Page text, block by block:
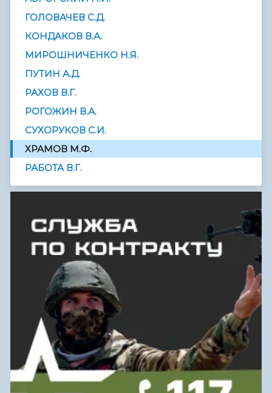
ГОЛОВАЧЕВ С.Д.
КОНДАКОВ В.А.
МИРОШНИЧЕНКО Н.Я.
ПУТИН А.Д.
РАХОВ В.Г.
РОГОЖИН В.А.
СУХОРУКОВ С.И.
ХРАМОВ М.Ф.
РАБОТА В.Г.